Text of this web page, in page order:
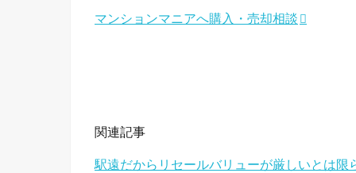
マンションマニアへ購入・売却相談
関連記事
駅遠だからリセールバリューが厳しいとは限